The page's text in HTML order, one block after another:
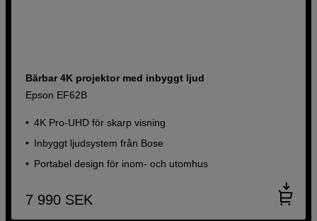
Bärbar 4K projektor med inbyggt ljud
Epson EF62B
4K Pro-UHD för skarp visning
Inbyggt ljudsystem från Bose
Portabel design för inom- och utomhus
7 990 SEK